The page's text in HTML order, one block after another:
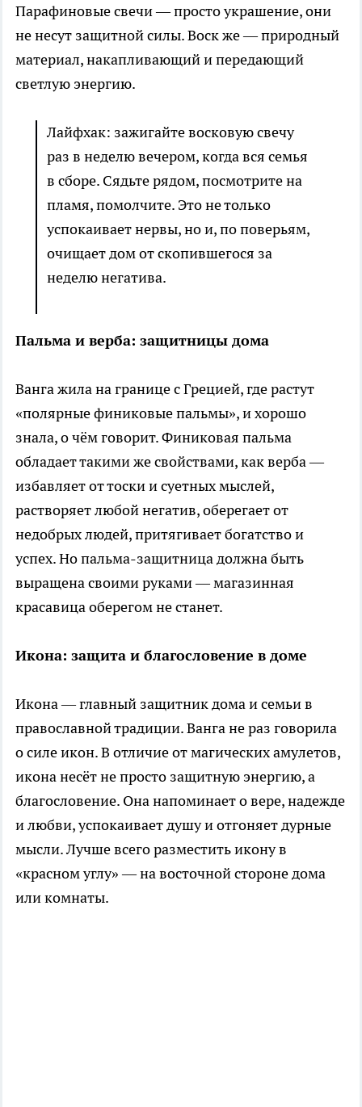
Парафиновые свечи — просто украшение, они
не несут защитной силы. Воск же — природный
материал, накапливающий и передающий
светлую энергию.
Лайфхак: зажигайте восковую свечу
раз в неделю вечером, когда вся семья
в сборе. Сядьте рядом, посмотрите на
пламя, помолчите. Это не только
успокаивает нервы, но и, по поверьям,
очищает дом от скопившегося за
неделю негатива.
Пальма и верба: защитницы дома
Ванга жила на границе с Грецией, где растут
«полярные финиковые пальмы», и хорошо
знала, о чём говорит. Финиковая пальма
обладает такими же свойствами, как верба —
избавляет от тоски и суетных мыслей,
растворяет любой негатив, оберегает от
недобрых людей, притягивает богатство и
успех. Но пальма-защитница должна быть
выращена своими руками — магазинная
красавица оберегом не станет.
Икона: защита и благословение в доме
Икона — главный защитник дома и семьи в
православной традиции. Ванга не раз говорила
о силе икон. В отличие от магических амулетов,
икона несёт не просто защитную энергию, а
благословение. Она напоминает о вере, надежде
и любви, успокаивает душу и отгоняет дурные
мысли. Лучше всего разместить икону в
«красном углу» — на восточной стороне дома
или комнаты.